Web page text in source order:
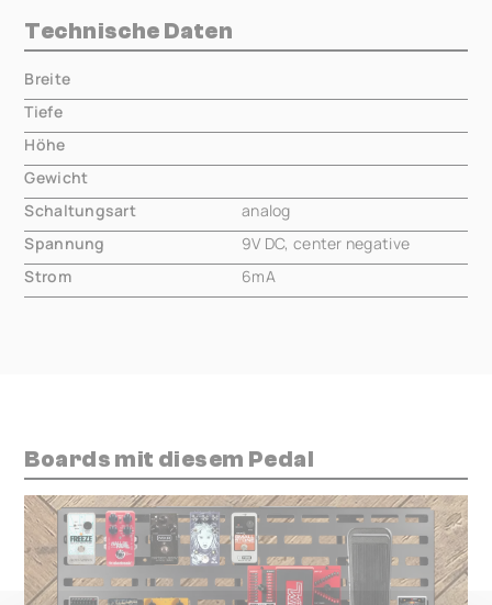
Technische Daten
Breite
Tiefe
Höhe
Gewicht
Schaltungsart
analog
Spannung
9V DC, center negative
Strom
6mA
Boards mit diesem Pedal